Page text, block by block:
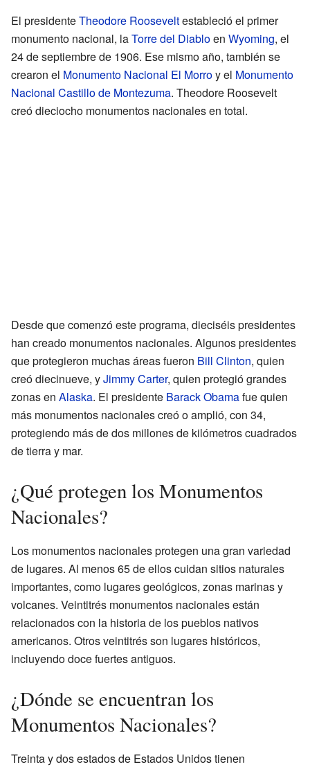
El presidenteTheodore Rooseveltestableció el primer
monumento nacional, laTorre del Diabloen Wyoming, el
24 de septiembre de 1906. Ese mismo año, también se
crearon el Monumento Nacional El Morroy el Monumento
Nacional Castillo de Montezuma. Theodore Roosevelt
creó dieciocho monumentos nacionales en total.
Desde que comenzó este programa, dieciséis presidentes
han creado monumentos nacionales. Algunos presidentes
que protegieron muchas áreas fueron Bill Clinton, quien
creó diecinueve, yJimmy Carter, quien protegió grandes
zonas en Alaska. El presidente Barack Obamafue quien
más monumentos nacionales creó o amplió, con 34,
protegiendo más de dos millones de kilómetros cuadrados
de tierra y mar.
¿Qué protegen los Monumentos
Nacionales?
Los monumentos nacionales protegen una gran variedad
de lugares. Al menos 65 de ellos cuidan sitios naturales
importantes, como lugares geológicos, zonas marinas y
volcanes. Veintitrés monumentos nacionales están
relacionados con la historia de los pueblos nativos
americanos. Otros veintitrés son lugares históricos,
incluyendo doce fuertes antiguos.
¿Dónde se encuentran los
Monumentos Nacionales?
Treinta y dos estados de Estados Unidos tienen